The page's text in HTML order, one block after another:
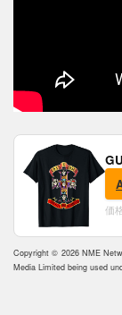
価
Copyright © 2026 NME
Media Limited being used